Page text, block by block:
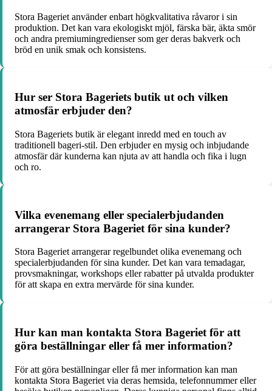
Stora Bageriet använder enbart högkvalitativa råvaror i sin
produktion. Det kan vara ekologiskt mjöl, färska bär, äkta smör
och andra premiumingredienser som ger deras bakverk och
bröd en unik smak och konsistens.
Hur ser Stora Bageriets butik ut och vilken
atmosfär erbjuder den?
Stora Bageriets butik är elegant inredd med en touch av
traditionell bageri-stil. Den erbjuder en mysig och inbjudande
atmosfär där kunderna kan njuta av att handla och fika i lugn
och ro.
Vilka evenemang eller specialerbjudanden
arrangerar Stora Bageriet för sina kunder?
Stora Bageriet arrangerar regelbundet olika evenemang och
specialerbjudanden för sina kunder. Det kan vara temadagar,
provsmakningar, workshops eller rabatter på utvalda produkter
för att skapa en extra mervärde för sina kunder.
Hur kan man kontakta Stora Bageriet för att
göra beställningar eller få mer information?
För att göra beställningar eller få mer information kan man
kontakta Stora Bageriet via deras hemsida, telefonnummer eller